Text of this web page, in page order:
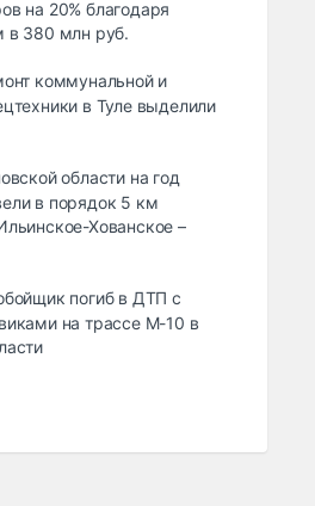
на 20% благодаря
в 380 млн руб.
коммунальной и
в Туле выделили
области на год
в порядок 5 км
Хованское –
погиб в ДТП с
на трассе М-10 в